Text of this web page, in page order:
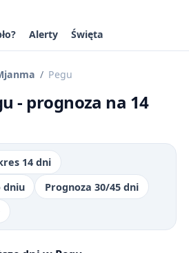
Alerty Święta
Pegu
- prognoza na 14
14 dni
dniu
Prognoza 30/45 dni